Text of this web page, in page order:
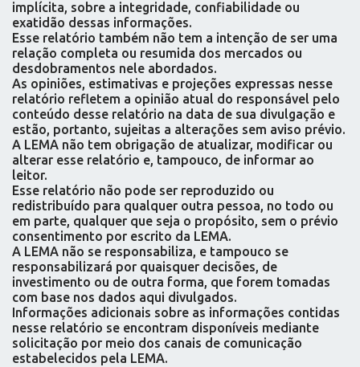
implícita, sobre a integridade, confiabilidade ou
exatidão dessas informações.
Esse relatório também não tem a intenção de ser uma
relação completa ou resumida dos mercados ou
desdobramentos nele abordados.
As opiniões, estimativas e projeções expressas nesse
relatório refletem a opinião atual do responsável pelo
conteúdo desse relatório na data de sua divulgação e
estão, portanto, sujeitas a alterações sem aviso prévio.
A LEMA não tem obrigação de atualizar, modificar ou
alterar esse relatório e, tampouco, de informar ao
leitor.
Esse relatório não pode ser reproduzido ou
redistribuído para qualquer outra pessoa, no todo ou
em parte, qualquer que seja o propósito, sem o prévio
consentimento por escrito da LEMA.
A LEMA não se responsabiliza, e tampouco se
responsabilizará por quaisquer decisões, de
investimento ou de outra forma, que forem tomadas
com base nos dados aqui divulgados.
Informações adicionais sobre as informações contidas
nesse relatório se encontram disponíveis mediante
solicitação por meio dos canais de comunicação
estabelecidos pela LEMA.